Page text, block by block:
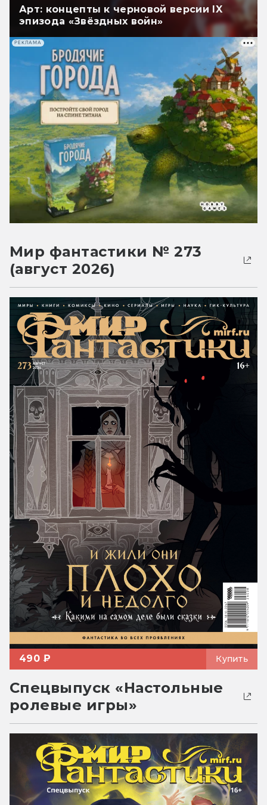
Арт: концепты к черновой версии IX
эпизода «Звёздных войн»
РЕКЛАМА
Мир фантастики № 273
(август 2026)
490 ₽ Купить
Спецвыпуск «Настольные
ролевые игры»